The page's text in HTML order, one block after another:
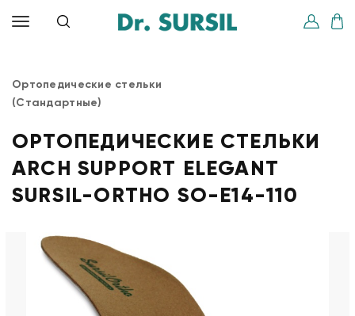
Ортопедические стельки
(Стандартные)
ОРТОПЕДИЧЕСКИЕ СТЕЛЬКИ
ARCH SUPPORT ELEGANT
SURSIL-ORTHO SO-E14-110